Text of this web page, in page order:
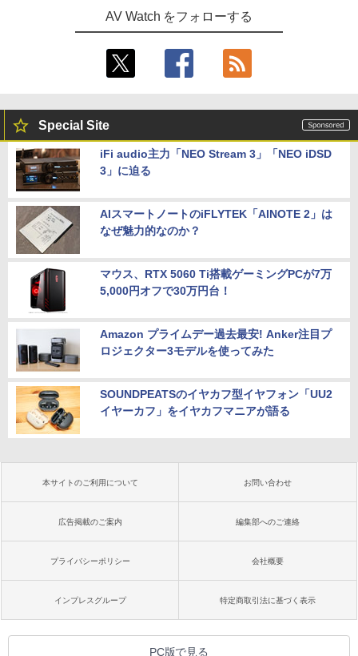
AV Watch をフォローする
Special Site
iFi audio主力「NEO Stream 3」「NEO iDSD
3」に迫る
AIスマートノートのiFLYTEK「AINOTE 2」は
なぜ魅力的なのか？
マウス、RTX 5060 Ti搭載ゲーミングPCが7万
5,000円オフで30万円台！
Amazon プライムデー過去最安! Anker注目プ
ロジェクター3モデルを使ってみた
SOUNDPEATSのイヤカフ型イヤフォン「UU2
イヤーカフ」をイヤカフマニアが語る
本サイトのご利用について お問い合わせ
広告掲載のご案内 編集部へのご連絡
プライバシーポリシー 会社概要
インプレスグループ 特定商取引法に基づく表示
PC版で見る